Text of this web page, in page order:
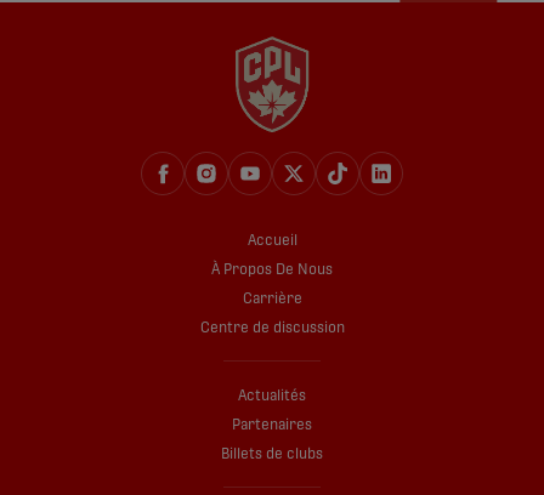
Accueil
À Propos De Nous
Carrière
Centre de discussion
Actualités
Partenaires
Billets de clubs